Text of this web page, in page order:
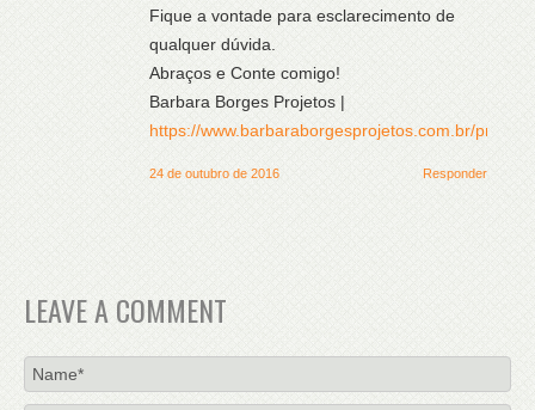
Fique a vontade para esclarecimento de
qualquer dúvida.
Abraços e Conte comigo!
Barbara Borges Projetos |
https://www.barbaraborgesprojetos.com.br/projetos
Responder
24 de outubro de 2016
LEAVE A COMMENT